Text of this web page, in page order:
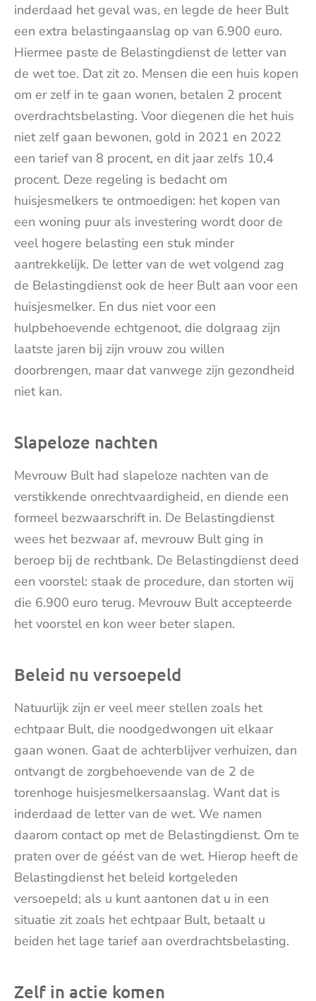
inderdaad het geval was, en legde de heer Bult
een extra belastingaanslag op van 6.900 euro.
Hiermee paste de Belastingdienst de letter van
de wet toe. Dat zit zo. Mensen die een huis kopen
om er zelf in te gaan wonen, betalen 2 procent
overdrachtsbelasting. Voor diegenen die het huis
niet zelf gaan bewonen, gold in 2021 en 2022
een tarief van 8 procent, en dit jaar zelfs 10,4
procent. Deze regeling is bedacht om
huisjesmelkers te ontmoedigen: het kopen van
een woning puur als investering wordt door de
veel hogere belasting een stuk minder
aantrekkelijk. De letter van de wet volgend zag
de Belastingdienst ook de heer Bult aan voor een
huisjesmelker. En dus niet voor een
hulpbehoevende echtgenoot, die dolgraag zijn
laatste jaren bij zijn vrouw zou willen
doorbrengen, maar dat vanwege zijn gezondheid
niet kan.
Slapeloze nachten
Mevrouw Bult had slapeloze nachten van de
verstikkende onrechtvaardigheid, en diende een
formeel bezwaarschrift in. De Belastingdienst
wees het bezwaar af, mevrouw Bult ging in
beroep bij de rechtbank. De Belastingdienst deed
een voorstel: staak de procedure, dan storten wij
die 6.900 euro terug. Mevrouw Bult accepteerde
het voorstel en kon weer beter slapen.
Beleid nu versoepeld
Natuurlijk zijn er veel meer stellen zoals het
echtpaar Bult, die noodgedwongen uit elkaar
gaan wonen. Gaat de achterblijver verhuizen, dan
ontvangt de zorgbehoevende van de 2 de
torenhoge huisjesmelkersaanslag. Want dat is
inderdaad de letter van de wet. We namen
daarom contact op met de Belastingdienst. Om te
praten over de géést van de wet. Hierop heeft de
Belastingdienst het beleid kortgeleden
versoepeld; als u kunt aantonen dat u in een
situatie zit zoals het echtpaar Bult, betaalt u
beiden het lage tarief aan overdrachtsbelasting.
Zelf in actie komen